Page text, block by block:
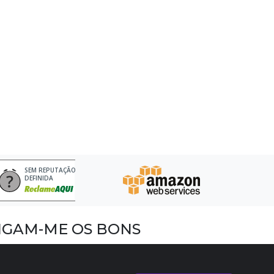
SEM REPUTAÇÃO
DEFINIDA
ME OS BONS